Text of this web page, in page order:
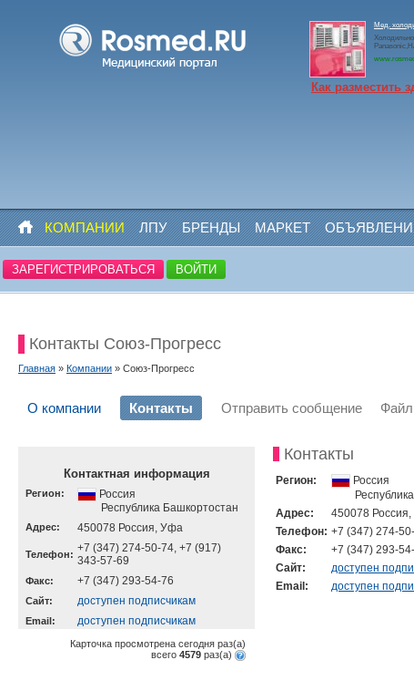
Мед.
Как разместить
КОМПАНИИ ЛПУ БРЕНДЫ МАРКЕТ
ЗАРЕГИСТРИРОВАТЬСЯ ВОЙТИ
Контакты Союз-Прогресс
Главная » Компании » Союз-Прогресс
О компании Контакты Отправить сообщение
Контактная информация
Регион:
Россия
Республика Башкортостан
Адрес: 450078 Россия, Уфа
Телефон: +7 (347) 274-50-74, +7 (917)
343-57-69
Факс: +7 (347) 293-54-76
Cайт: доступен подписчикам
Email: доступен подписчикам
Карточка просмотрена сегодня раз(a)
всего 4579 раз(a)
Контакты
Регион:
Россия
Адрес:
450078
Телефон: +7 (347) 274-
Факс:
+7 (347) 293-
Cайт:
доступен
Email:
доступен